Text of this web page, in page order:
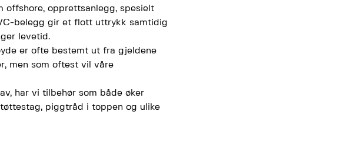
offshore, opprettsanlegg, spesielt
belegg gir et flott uttrykk samtidig
levetid.
er ofte bestemt ut fra gjeldene
men som oftest vil våre
har vi tilbehør som både øker
piggtråd i toppen og ulike